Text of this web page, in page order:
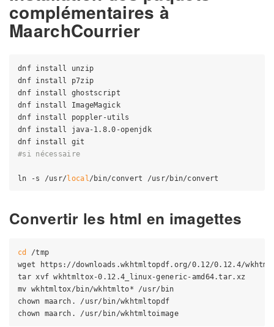
complémentaires à
MaarchCourrier
dnf install unzip
dnf install p7zip
dnf install ghostscript
dnf install ImageMagick
dnf install poppler-utils
dnf install java-1.8.0-openjdk
#si nécessaire
ln -s /usr/local
Convertir les html en imagettes
cd
/tmp
wget https://downloads.wkhtmltopdf.org/0.12/0.12.4/
tar xvf wkhtmltox-0.12.4_linux-generic-amd64.tar.xz
mv wkhtmltox/bin/wkhtmlto* /usr/bin
chown maarch. /usr/bin/wkhtmltopdf
chown maarch. /usr/bin/wkhtmltoimage